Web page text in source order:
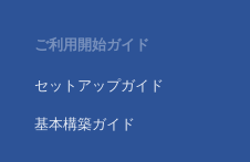
ご利用開始ガイド
セットアップガイド
基本構築ガイド